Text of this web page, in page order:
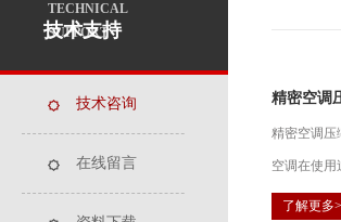
TECHNICAL
SUPPORT
技术支持
技术咨询
在线留言
精密空调
精密空调
空调在使用
了解更多>